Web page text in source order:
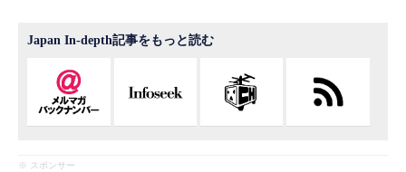
Japan In-depth記事をもっと読む
※ スポンサー